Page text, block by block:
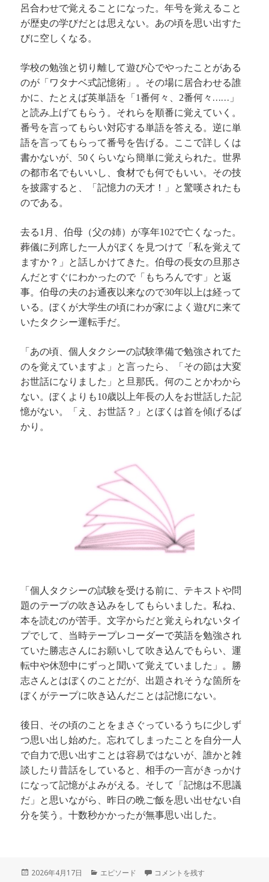
呂合わせで覚えることになった。年号を覚えること
が歴史の学びだとは思えない。あの頃を思い出すた
びに空しくなる。
学校の勉強と切り離して遊び心でやったことがある
のが「ワタナベ式記憶術」。その場に居合わせる誰
かに、たとえば英単語を「1番何々、2番何々……」
と読み上げてもらう。それらを順番に覚えていく。
番号を言ってもらい対応する単語を答える。逆に単
語を言ってもらって番号を告げる。ここで詳しくは
書かないが、
50 くらいなら簡単に覚えられた。世界
の都市名でもいいし、食材でも何でもいい。その技
を披露すると、「記憶力の天才！」と驚嘆されたも
のである。
去る1 月、伯母（父の姉）が享年102で亡くなった。
葬儀に列席した一人がぼくを見つけて「私を覚えて
ますか？」と話しかけてきた。伯母の長女の旦那さ
んだとすぐにわかったので「もちろんです」と返
事。伯母の夫のお通夜以来なので30年以上は経って
いる。ぼくが大学生の頃にわが家によく遊びに来て
いたタクシー運転手だ。
「あの頃、個人タクシーの試験準備で勉強されてた
のを覚えていますよ」と言ったら、「その節は大変
お世話になりました」と旦那氏。何のことかわから
ない。ぼくよりも10歳以上年長の人をお世話した記
憶がない。「え、お世話？」とぼくは首を傾げるば
かり。
「個人タクシーの試験を受ける前に、テキストや問
題のテープの吹き込みをしてもらいました。私ね、
本を読むのが苦手。文字からだと覚えられないタイ
プでして、当時テープレコーダーで英語を勉強され
ていた勝志さんにお願いして吹き込んでもらい、運
転中や休憩中にずっと聞いて覚えていました」。勝
志さんとはぼくのことだが、出題されそうな箇所を
ぼくがテープに吹き込んだことは記憶にない。
後日、その頃のことをまさぐっているうちに少しず
つ思い出し始めた。忘れてしまったことを自分一人
で自力で思い出すことは容易ではないが、誰かと雑
談したり昔話をしていると、相手の一言がきっかけ
になって記憶がよみがえる。そして「記憶は不思議
だ」と思いながら、昨日の晩ご飯を思い出せない自
分を笑う。十数秒かかったが無事思い出した。
投
2026年4月17日
カ
エピソード 忘れたことと思い出すこと に
コメントを残す